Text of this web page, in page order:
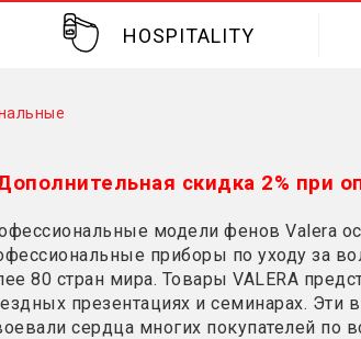
HOSPITALITY
скидка 2% при
модели фенов Valera
приборы по уходу за
80 стран мира. Товары VALERA
презентациях и семинарах.
сердца многих покупателей по